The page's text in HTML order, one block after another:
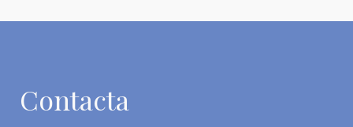
Contacta